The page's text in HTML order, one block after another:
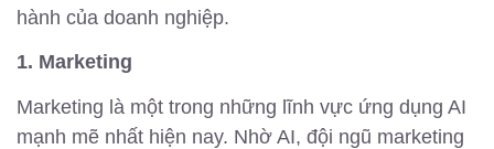
hành của doanh nghiệp.
1. Marketing
Marketing là một trong những lĩnh vực ứng dụng AI
mạnh mẽ nhất hiện nay. Nhờ AI, đội ngũ marketing